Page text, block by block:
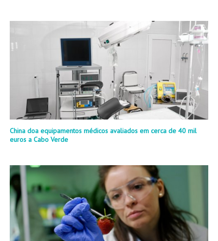
China doa equipamentos médicos avaliados em cerca de 40 mil
euros a Cabo Verde